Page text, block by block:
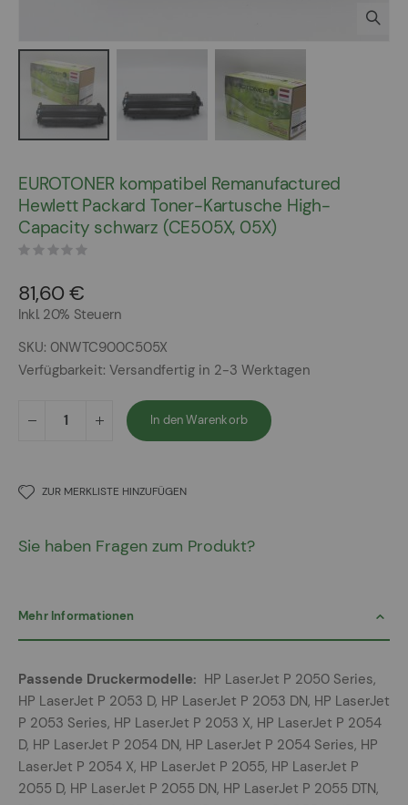
der
Bildergalerie
springen
EUROTONER kompatibel Remanufactured
Hewlett Packard Toner-Kartusche High-
Capacity schwarz (CE505X, 05X)
81,60 €
Inkl. 20% Steuern
SKU 0NWTC900C505X
Verfügbarkeit: Versandfertig in 2-3 Werktagen
In den Warenkorb
ZUR MERKLISTE HINZUFÜGEN
Sie haben Fragen zum Produkt?
Mehr Informationen
Mehr
Informationen
HP LaserJet P 2050 Series,
HP LaserJet P 2053 D, HP LaserJet P 2053 DN, HP LaserJet
P 2053 Series, HP LaserJet P 2053 X, HP LaserJet P 2054
D, HP LaserJet P 2054 DN, HP LaserJet P 2054 Series, HP
LaserJet P 2054 X, HP LaserJet P 2055, HP LaserJet P
2055 D, HP LaserJet P 2055 DN, HP LaserJet P 2055 DTN,